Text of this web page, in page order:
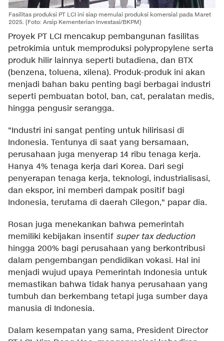
Fasilitas produksi PT LCI ini siap memulai produksi komersial pada Maret
2025. (Foto: Arsip Kementerian Investasi/BKPM)
Proyek PT LCI mencakup pembangunan fasilitas
petrokimia untuk memproduksi polypropylene serta
produk hilir lainnya seperti butadiena, dan BTX
(benzena, toluena, xilena). Produk-produk ini akan
menjadi bahan baku penting bagi berbagai industri
seperti pembuatan botol, ban, cat, peralatan medis,
hingga pengusir serangga.
"Industri ini sangat penting untuk hilirisasi di
Indonesia. Tentunya di saat yang bersamaan,
perusahaan juga menyerap 14 ribu tenaga kerja.
Hanya 4% tenaga kerja dari Korea. Dari segi
penyerapan tenaga kerja, teknologi, industrialisasi,
dan ekspor, ini memberi dampak positif bagi
Indonesia, terutama di daerah Cilegon," papar dia.
Rosan juga menekankan bahwa pemerintah
memiliki kebijakan insentif super tax deduction
hingga 200% bagi perusahaan yang berkontribusi
dalam pengembangan pendidikan vokasi. Hal ini
menjadi wujud upaya Pemerintah Indonesia untuk
memastikan bahwa tidak hanya perusahaan yang
tumbuh dan berkembang tetapi juga sumber daya
manusia di Indonesia.
Dalam kesempatan yang sama, President Director